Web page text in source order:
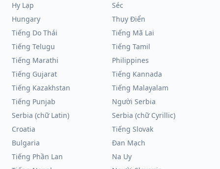
Hy Lạp
Séc
Hungary
Thụy Điển
Tiếng Do Thái
Tiếng Mã Lai
Tiếng Telugu
Tiếng Tamil
Tiếng Marathi
Philippines
Tiếng Gujarat
Tiếng Kannada
Tiếng Kazakhstan
Tiếng Malayalam
Tiếng Punjab
Người Serbia
Serbia (chữ Latin)
Serbia (chữ Cyrillic)
Croatia
Tiếng Slovak
Bulgaria
Đan Mạch
Tiếng Phần Lan
Na Uy